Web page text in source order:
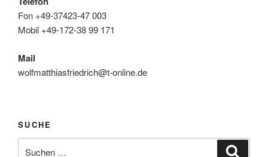
Fon +49-37423-47 003
Mobil +49-172-38 99 171
Mail
wolfmatthiasfriedrich@t-online.de
SUCHE